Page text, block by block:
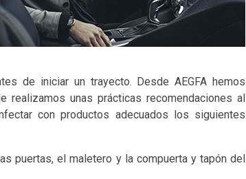
de iniciar un trayecto. Desde AEGFA hemos
realizamos unas prácticas recomendaciones al
con productos adecuados los siguientes
puertas, el maletero y la compuerta y tapón del